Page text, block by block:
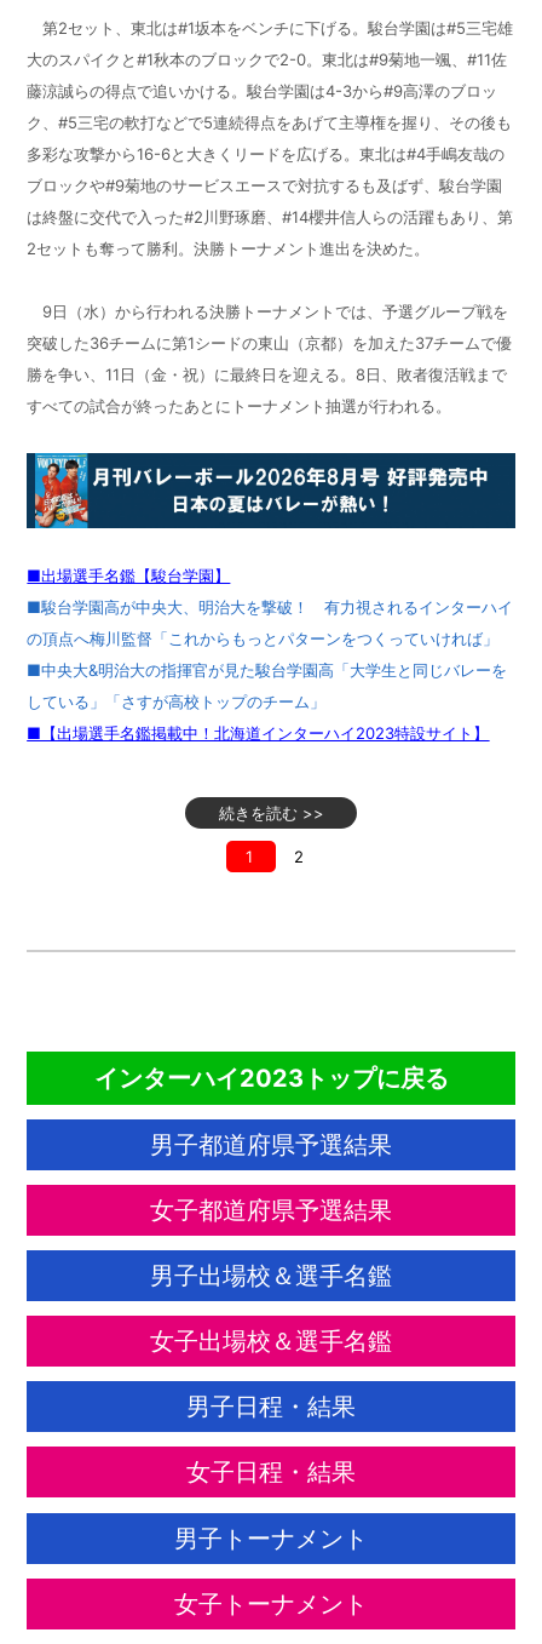
第2セット、東北は#1坂本をベンチに下げる。駿台学園は#5三宅雄
大のスパイクと#1秋本のブロックで2-0。東北は#9菊地一颯、#11佐
藤涼誠らの得点で追いかける。駿台学園は4-3から#9高澤のブロッ
ク、#5三宅の軟打などで5連続得点をあげて主導権を握り、その後も
多彩な攻撃から16-6と大きくリードを広げる。東北は#4手嶋友哉の
ブロックや#9菊地のサービスエースで対抗するも及ばず、駿台学園
は終盤に交代で入った#2川野琢磨、#14櫻井信人らの活躍もあり、第
2セットも奪って勝利。決勝トーナメント進出を決めた。
9日（水）から行われる決勝トーナメントでは、予選グループ戦を
突破した36チームに第1シードの東山（京都）を加えた37チームで優
勝を争い、11日（金・祝）に最終日を迎える。8日、敗者復活戦まで
すべての試合が終ったあとにトーナメント抽選が行われる。
■出場選手名鑑【駿台学園】
■駿台学園高が中央大、明治大を撃破！ 有力視されるインターハイ
の頂点へ梅川監督「これからもっとパターンをつくっていければ」
■中央大&明治大の指揮官が見た駿台学園高「大学生と同じバレーを
している」「さすが高校トップのチーム」
■【出場選手名鑑掲載中！北海道インターハイ2023特設サイト】
続きを読む >>
1 2
インターハイ2023トップに戻る
男子都道府県予選結果
女子都道府県予選結果
男子出場校＆選手名鑑
女子出場校＆選手名鑑
男子日程・結果
女子日程・結果
男子トーナメント
女子トーナメント